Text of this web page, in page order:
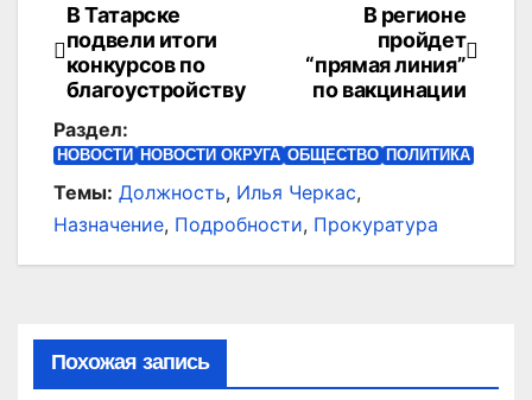
Навигация
по
записям
В регионе
пройдет
“прямая линия”
по вакцинации
В Татарске
подвели итоги
конкурсов по
благоустройству
Раздел:
НОВОСТИ НОВОСТИ ОКРУГА ОБЩЕСТВО ПОЛИТИКА
Темы: Должность, Илья Черкас,
Назначение, Подробности, Прокуратура
Похожая запись